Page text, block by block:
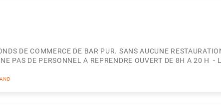
DE COMMERCE DE BAR PUR. SANS AUCUNE
PAS DE PERSONNEL A REPRENDRE OUVERT DE 8H A 20 H